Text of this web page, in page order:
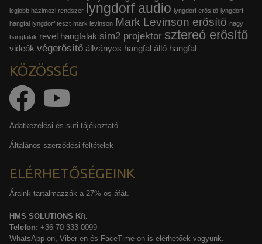
legjobb házimozi rendszer lyngdorf audio lyngdorf erősítő lyngdorf
hangfal lyngdorf teszt mark levinson Mark Levinson erősítő nagy
hangfalak revel hangfalak sim2 projektor sztereó erősítő
videók végerősítő állványos hangfal álló hangfal
KÖZÖSSÉG
Adatkezelési és süti tájékoztató
Általános szerződési feltételek
ELÉRHETŐSÉGEINK
Áraink tartalmazzák a 27%-os áfát.
HMS SOLUTIONS Kft.
Telefon: +36 70 333 0099
WhatsApp-on, Viber-en és FaceTime-on is elérhetőek vagyunk.